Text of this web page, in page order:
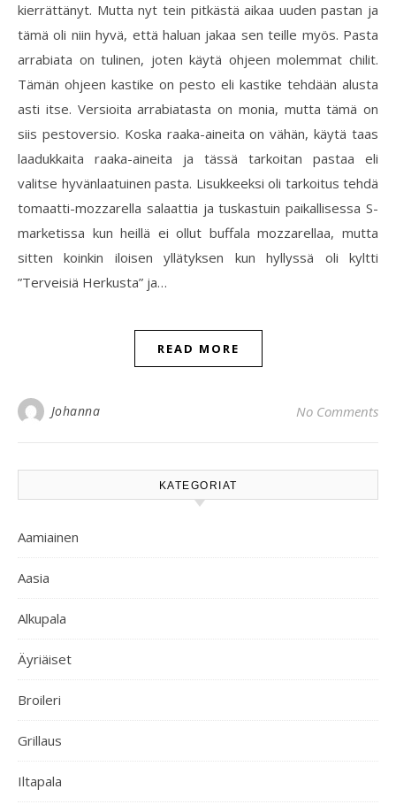
kierrättänyt. Mutta nyt tein pitkästä aikaa uuden pastan ja
tämä oli niin hyvä, että haluan jakaa sen teille myös. Pasta
arrabiata on tulinen, joten käytä ohjeen molemmat chilit.
Tämän ohjeen kastike on pesto eli kastike tehdään alusta
asti itse. Versioita arrabiatasta on monia, mutta tämä on
siis pestoversio. Koska raaka-aineita on vähän, käytä taas
laadukkaita raaka-aineita ja tässä tarkoitan pastaa eli
valitse hyvänlaatuinen pasta. Lisukkeeksi oli tarkoitus tehdä
tomaatti-mozzarella salaattia ja tuskastuin paikallisessa S-
marketissa kun heillä ei ollut buffala mozzarellaa, mutta
sitten koinkin iloisen yllätyksen kun hyllyssä oli kyltti
”Terveisiä Herkusta” ja…
READ MORE
Johanna No Comments
KATEGORIAT
Aamiainen
Aasia
Alkupala
Äyriäiset
Broileri
Grillaus
Iltapala